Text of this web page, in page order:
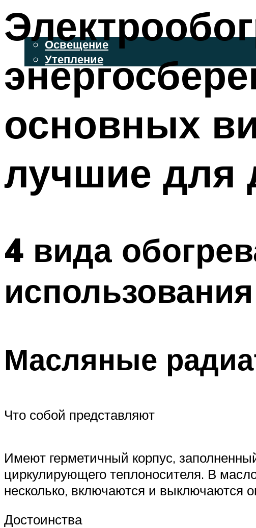
ОСВЕЩЕНИЕ И УТЕПЛЕНИЕ
Освещение
Утепление
ДЕКОР
МЕНЮ
основных
лучшие для
4 вида
использования
Масляные
Что собой представляют
Имеют герметичный корпус,
циркулирующего теплоносителя. В
несколько, включаются и выключаются
Достоинства